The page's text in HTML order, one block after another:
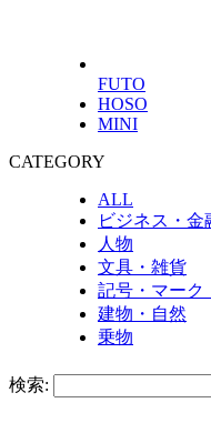
FUTO
HOSO
MINI
CATEGORY
ALL
ビジネス・金
人物
文具・雑貨
記号・マーク
建物・自然
乗物
検索: